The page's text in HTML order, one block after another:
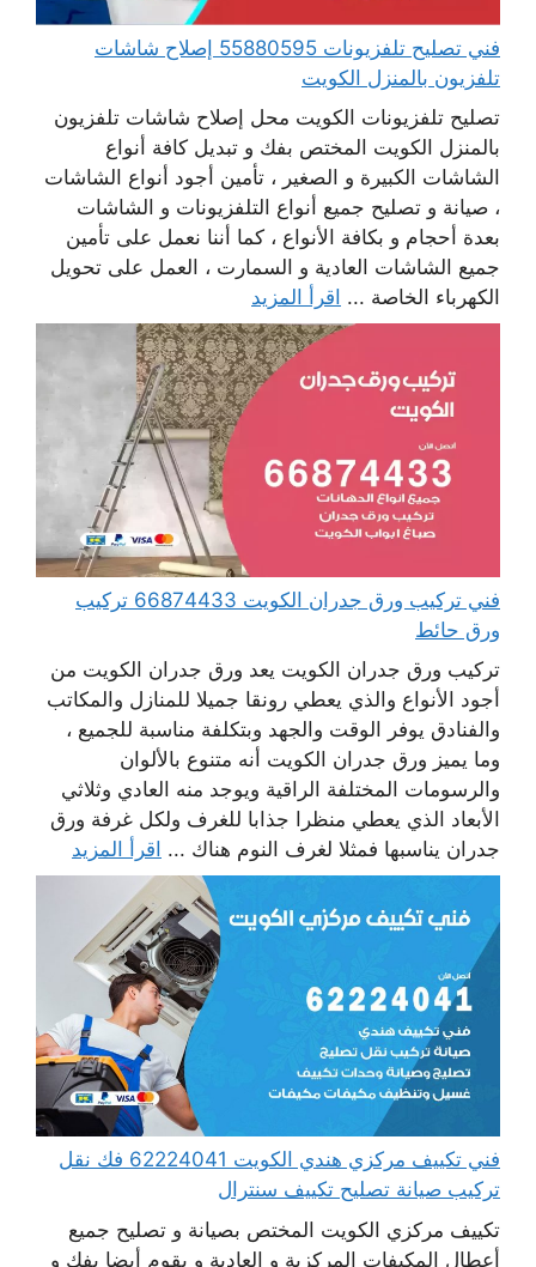
فني تصليح تلفزيونات 55880595 إصلاح شاشات
تلفزيون بالمنزل الكويت
تصليح تلفزيونات الكويت محل إصلاح شاشات تلفزيون
بالمنزل الكويت المختص بفك و تبديل كافة أنواع
الشاشات الكبيرة و الصغير ، تأمين أجود أنواع الشاشات
، صيانة و تصليح جميع أنواع التلفزيونات و الشاشات
بعدة أحجام و بكافة الأنواع ، كما أننا نعمل على تأمين
جميع الشاشات العادية و السمارت ، العمل على تحويل
الكهرباء الخاصة ... اقرأ المزيد
فني تركيب ورق جدران الكويت 66874433 تركيب
ورق حائط
تركيب ورق جدران الكويت يعد ورق جدران الكويت من
أجود الأنواع والذي يعطي رونقا جميلا للمنازل والمكاتب
والفنادق يوفر الوقت والجهد وبتكلفة مناسبة للجميع ،
وما يميز ورق جدران الكويت أنه متنوع بالألوان
والرسومات المختلفة الراقية ويوجد منه العادي وثلاثي
الأبعاد الذي يعطي منظرا جذابا للغرف ولكل غرفة ورق
جدران يناسبها فمثلا لغرف النوم هناك ... اقرأ المزيد
فني تكييف مركزي هندي الكويت 62224041 فك نقل
تركيب صيانة تصليح تكييف سنترال
تكييف مركزي الكويت المختص بصيانة و تصليح جميع
أعطال المكيفات المركزية و العادية و يقوم أيضا بفك و